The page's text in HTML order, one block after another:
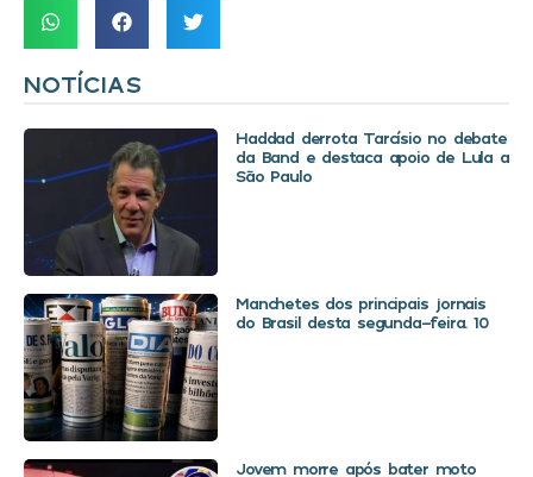
NOTÍCIAS
Haddad derrota Tarcísio no debate
da Band e destaca apoio de Lula a
São Paulo
Manchetes dos principais jornais
do Brasil desta segunda-feira. 10
Jovem morre após bater moto